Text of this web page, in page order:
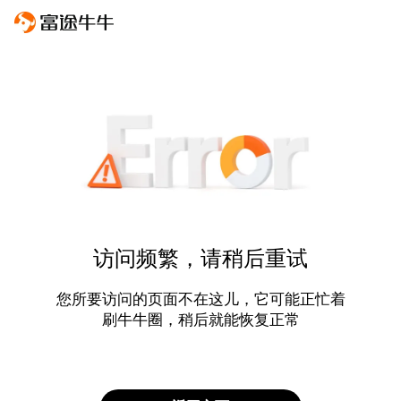
访问频繁，请稍后重试
您所要访问的页面不在这儿，它可能正忙着
刷牛牛圈，稍后就能恢复正常